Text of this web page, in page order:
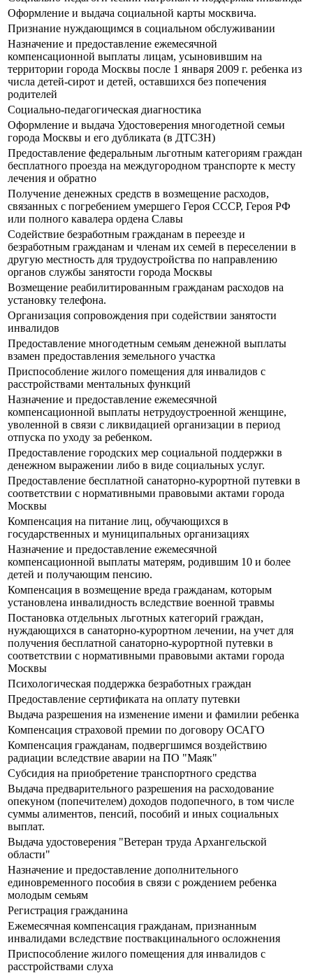
Оформление и выдача социальной карты москвича.
Признание нуждающимся в социальном обслуживании
Назначение и предоставление ежемесячной
компенсационной выплаты лицам, усыновившим на
территории города Москвы после 1 января 2009 г. ребенка из
числа детей-сирот и детей, оставшихся без попечения
родителей
Социально-педагогическая диагностика
Оформление и выдача Удостоверения многодетной семьи
города Москвы и его дубликата (в ДТСЗН)
Предоставление федеральным льготным категориям граждан
бесплатного проезда на междугородном транспорте к месту
лечения и обратно
Получение денежных средств в возмещение расходов,
связанных с погребением умершего Героя СССР, Героя РФ
или полного кавалера ордена Славы
Содействие безработным гражданам в переезде и
безработным гражданам и членам их семей в переселении в
другую местность для трудоустройства по направлению
органов службы занятости города Москвы
Возмещение реабилитированным гражданам расходов на
установку телефона.
Организация сопровождения при содействии занятости
инвалидов
Предоставление многодетным семьям денежной выплаты
взамен предоставления земельного участка
Приспособление жилого помещения для инвалидов с
расстройствами ментальных функций
Назначение и предоставление ежемесячной
компенсационной выплаты нетрудоустроенной женщине,
уволенной в связи с ликвидацией организации в период
отпуска по уходу за ребенком.
Предоставление городских мер социальной поддержки в
денежном выражении либо в виде социальных услуг.
Предоставление бесплатной санаторно-курортной путевки в
соответствии с нормативными правовыми актами города
Москвы
Компенсация на питание лиц, обучающихся в
государственных и муниципальных организациях
Назначение и предоставление ежемесячной
компенсационной выплаты матерям, родившим 10 и более
детей и получающим пенсию.
Компенсация в возмещение вреда гражданам, которым
установлена инвалидность вследствие военной травмы
Постановка отдельных льготных категорий граждан,
нуждающихся в санаторно-курортном лечении, на учет для
получения бесплатной санаторно-курортной путевки в
соответствии с нормативными правовыми актами города
Москвы
Психологическая поддержка безработных граждан
Предоставление сертификата на оплату путевки
Выдача разрешения на изменение имени и фамилии ребенка
Компенсация страховой премии по договору ОСАГО
Компенсация гражданам, подвергшимся воздействию
радиации вследствие аварии на ПО "Маяк"
Субсидия на приобретение транспортного средства
Выдача предварительного разрешения на расходование
опекуном (попечителем) доходов подопечного, в том числе
суммы алиментов, пенсий, пособий и иных социальных
выплат.
Выдача удостоверения "Ветеран труда Архангельской
области"
Назначение и предоставление дополнительного
единовременного пособия в связи с рождением ребенка
молодым семьям
Регистрация гражданина
Ежемесячная компенсация гражданам, признанным
инвалидами вследствие поствакцинального осложнения
Приспособление жилого помещения для инвалидов с
расстройствами слуха